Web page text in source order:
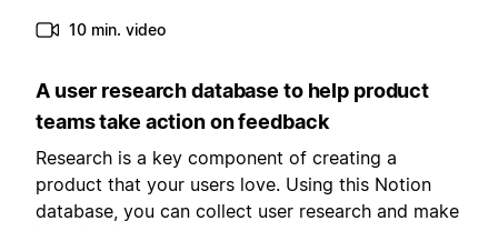
10 min. video
A user research database to help product
teams take action on feedback
Research is a key component of creating a
product that your users love. Using this Notion
database, you can collect user research and make